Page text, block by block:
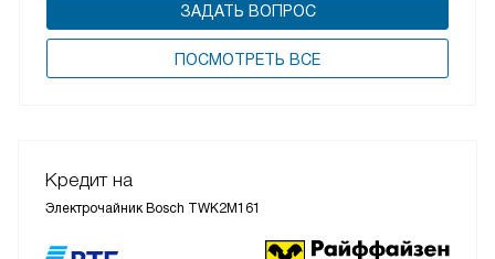
ЗАДАТЬ ВОПРОС
ПОCМОТРЕТЬ ВСЕ
Кредит на
Электрочайник Bosch TWK2M161